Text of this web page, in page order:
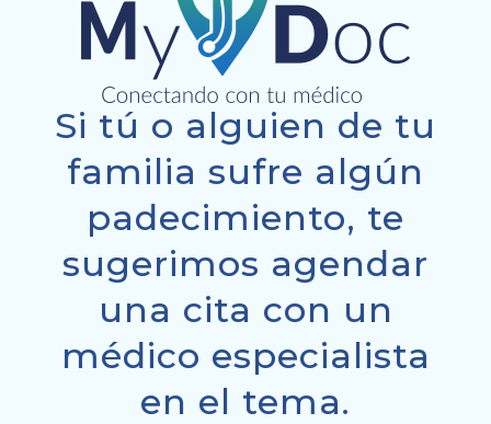
Si tú o alguien de tu
familia sufre algún
padecimiento, te
sugerimos agendar
una cita con un
médico especialista
en el tema.